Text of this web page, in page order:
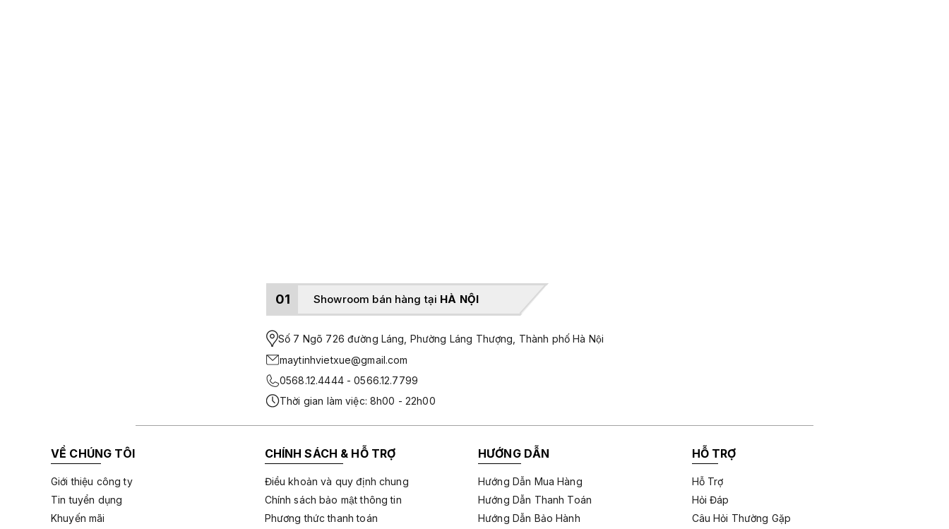
01 Showroom bán hàng tại HÀ NỘI
Số 7 Ngõ 726 đường Láng, Phường Láng Thượng, Thành phố Hà Nội
maytinhvietxue@gmail.com
0568.12.4444 - 0566.12.7799
Thời gian làm việc: 8h00 - 22h00
VỀ CHÚNG TÔI
Giới thiệu công ty
Tin tuyển dụng
Khuyến mãi
CHÍNH SÁCH & HỖ TRỢ
Điều khoản và quy định chung
Chính sách bảo mật thông tin
Phương thức thanh toán
HƯỚNG DẪN
Hướng Dẫn Mua Hàng
Hướng Dẫn Thanh Toán
Hướng Dẫn Bảo Hành
HỖ TRỢ
Hỗ Trợ
Hỏi Đáp
Câu Hỏi Thường Gặp